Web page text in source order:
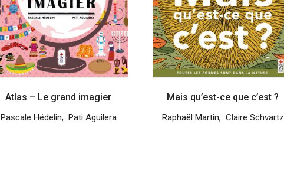
Atlas – Le grand imagier
Pascale Hédelin, Pati Aguilera
Mais qu’est-ce que c’est ?
Raphaël Martin, Claire Schvartz